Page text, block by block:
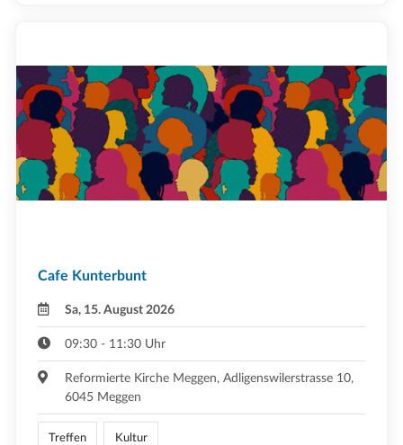
Cafe Kunterbunt
Sa, 15. August 2026
09:30 - 11:30 Uhr
Reformierte Kirche Meggen, Adligenswilerstrasse 10,
6045 Meggen
Treffen Kultur